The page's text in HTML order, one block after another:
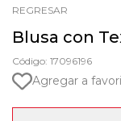
REGRESAR
Blusa con
Código: 17096196
Agregar a